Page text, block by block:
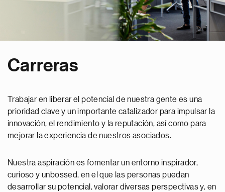
Carreras
Trabajar en liberar el potencial de nuestra gente es una
prioridad clave y un importante catalizador para impulsar la
innovación, el rendimiento y la reputación, así como para
mejorar la experiencia de nuestros asociados.
Nuestra aspiración es fomentar un entorno inspirador,
curioso y unbossed, en el que las personas puedan
desarrollar su potencial, valorar diversas perspectivas y, en